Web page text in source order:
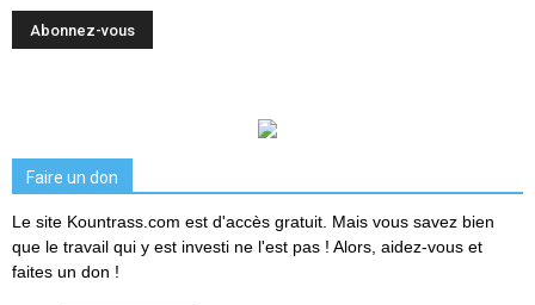
Faire un don
Le site Kountrass.com est d'accès gratuit. Mais vous savez bien
que le travail qui y est investi ne l'est pas ! Alors, aidez-vous et
faites un don !